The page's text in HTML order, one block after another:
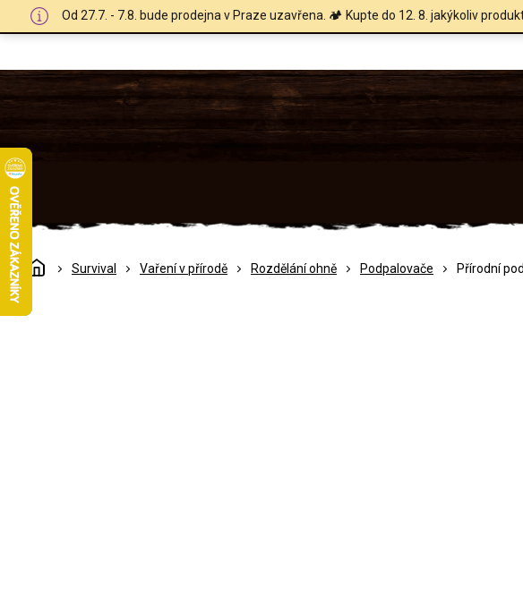
Od 27.7. - 7.8. bude prodejna v Praze uzavřena. 🏕️ Kupte do 12. 8. jakýkoliv
DomůSurvival Vaření v přírodě Rozdělání ohně Podpalovače Přírodní